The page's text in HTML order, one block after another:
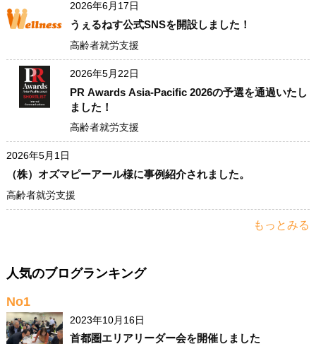
2026年6月17日
うぇるねす公式SNSを開設しました！
高齢者就労支援
2026年5月22日
PR Awards Asia-Pacific 2026の予選を通過いたし
ました！
高齢者就労支援
2026年5月1日
（株）オズマピーアール様に事例紹介されました。
高齢者就労支援
もっとみる
人気のブログランキング
No1
2023年10月16日
首都圏エリアリーダー会を開催しました